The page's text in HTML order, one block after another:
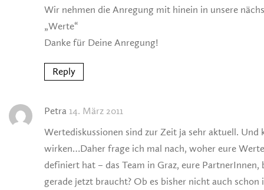
Wir nehmen die Anregung mit hinein in unsere
„Werte“
Danke für Deine Anregung!
Reply
Petra 14. März 2011
Wertediskussionen sind zur Zeit ja sehr aktuell. Und
wirken…Daher frage ich mal nach, woher eure
definiert hat – das Team in Graz, eure PartnerInnen,
gerade jetzt braucht? Ob es bisher nicht auch